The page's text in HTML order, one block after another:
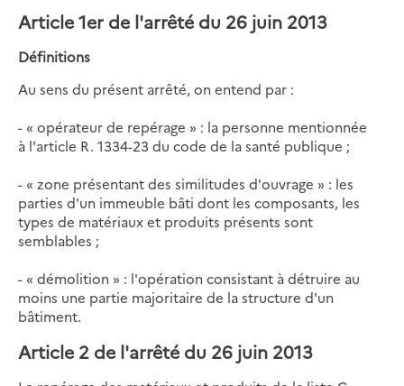
Article 1er de l'arrêté du 26 juin 2013
Définitions
Au sens du présent arrêté, on entend par :
- « opérateur de repérage » : la personne mentionnée
à l'article R. 1334-23 du code de la santé publique ;
- « zone présentant des similitudes d'ouvrage » : les
parties d'un immeuble bâti dont les composants, les
types de matériaux et produits présents sont
semblables ;
- « démolition » : l'opération consistant à détruire au
moins une partie majoritaire de la structure d'un
bâtiment.
Article 2 de l'arrêté du 26 juin 2013